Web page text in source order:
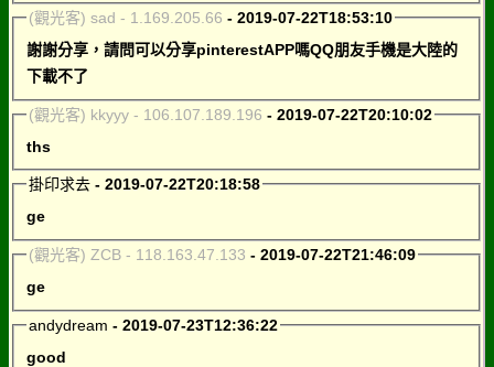
(觀光客) sad - 1.169.205.66 - 2019-07-22T18:53:10
謝謝分享，請問可以分享pinterestAPP嗎QQ朋友手機是大陸的
下載不了
(觀光客) kkyyy - 106.107.189.196 - 2019-07-22T20:10:02
ths
掛印求去- 2019-07-22T20:18:58
ge
(觀光客) ZCB - 118.163.47.133 - 2019-07-22T21:46:09
ge
andydream - 2019-07-23T12:36:22
good